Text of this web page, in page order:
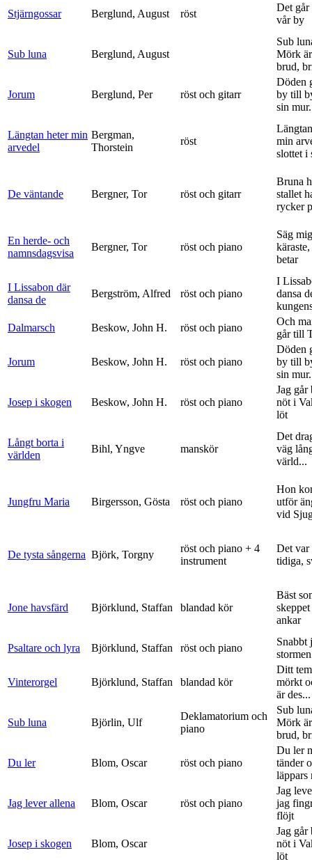
Stjärngossar Berglund, August röst
Det går
vår by
Sub luna Berglund, August
Sub
Mörk
brud,
Jorum Berglund, Per röst och gitarr
Döden
by till
sin
Längtan heter min
arvedel
Bergman,
Thorstein
röst
min
slottet i
De väntande Bergner, Tor röst och gitarr
Bruna
stallet
rycker
En herde- och
namnsdagsvisa
Bergner, Tor röst och piano
Säg
betar
I Lissabon där
dansa de
Bergström, Alfred röst och piano
I
dansa
Dalmarsch
Beskow, John H. röst och piano
Och
går till
Jorum Beskow, John H. röst och piano
Döden
by till
sin
Josep i skogen Beskow, John H. röst och piano
Jag går
nöt i
löt
Långt borta i
världen
Bihl, Yngve manskör
Det
väg
värld...
Jungfru Maria Birgersson, Gösta röst och piano
Hon
utför
vid
De tysta sångerna Björk, Torgny
röst och piano + 4
instrument
Det var
tidiga,
Jone havsfärd Björklund, Staffan blandad kör
Bäst
ankar
Psaltare och lyra Björklund, Staffan röst och piano
Snabbt
Vinterorgel Björklund, Staffan blandad kör
Ditt
mörkt
är des...
Sub luna Björlin, Ulf
Deklamatorium och
piano
Sub
Mörk
brud,
Du ler Blom, Oscar röst och piano
Du ler
tänder
läppars
Jag lever allena Blom, Oscar röst och piano
Jag
jag
flöjt
Josep i skogen Blom, Oscar
Jag går
nöt i
löt